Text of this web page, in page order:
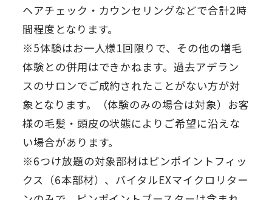
ヘアチェック・カウンセリングなどで合計2時
間程度となります。
※5体験はお一人様1回限りで、その他の増毛
体験との併用はできかねます。過去アデラン
スのサロンでご成約されたことがない方が対
象となります。（体験のみの場合は対象）お客
様の毛髪・頭皮の状態によりご希望に沿えな
い場合があります。
※6つけ放題の対象部材はピンポイントフィッ
クス（6本部材）、バイタルEXマイクロリター